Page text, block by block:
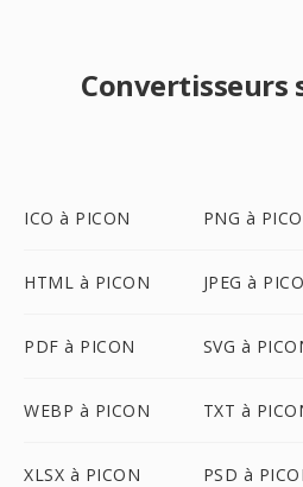
Convertisseurs
ICO à PICON PNG à
HTML à PICON JPEG à
PDF à PICON SVG à
WEBP à PICON TXT à
XLSX à PICON PSD à